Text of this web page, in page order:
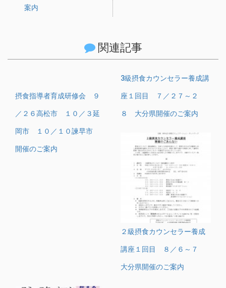
案内
関連記事
摂食指導者育成研修会 ９
／２６高松市 １０／３延
岡市 １０／１０諫早市
開催のご案内
3級摂食カウンセラー養成講
座１回目 ７／２７～２
８ 大分県開催のご案内
２級摂食カウンセラー養成
講座１回目 ８／６～７
大分県開催のご案内